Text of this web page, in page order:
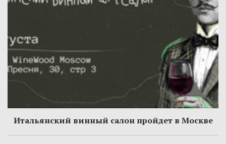
Итальянский винный салон пройдет в Москве